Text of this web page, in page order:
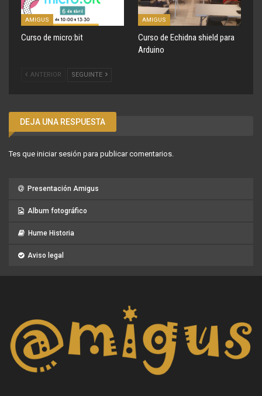
AMIGUS
Curso de micro:bit
AMIGUS
Curso de Echidna shield para
Arduino
ANTERIOR SEGUINTE
DEJA UNA RESPUESTA
Tes que iniciar sesión para publicar comentarios.
Presentación Amigus
Album fotográfico
Hume Historia
Aviso legal